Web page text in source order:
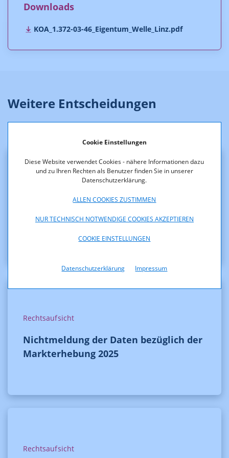
Cookie Einstellungen
Diese Website verwendet Cookies - nähere Informationen dazu
und zu Ihren Rechten als Benutzer finden Sie in unserer
Datenschutzerklärung.
ALLEN COOKIES ZUSTIMMEN
NUR TECHNISCH NOTWENDIGE COOKIES AKZEPTIEREN
COOKIE EINSTELLUNGEN
Datenschutzerklärung Impressum
Downloads
KOA_1.372-03-46_Eigentum_Welle_Linz.pdf
Weitere Entscheidungen
der technischen Parameter
Rechtsaufsicht
Nichtmeldung der Daten bezüglich der
Markterhebung 2025
Rechtsaufsicht